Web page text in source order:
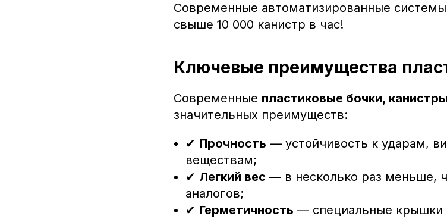
Современные автоматизированные
свыше 10 000 канистр в час!
Ключевые преимущества
Современные пластиковые бочки,
значительных преимуществ:
✔ Прочность — устойчивость к ударам,
веществам;
✔ Легкий вес — в несколько раз меньше,
аналогов;
✔ Герметичность — специальные крышки